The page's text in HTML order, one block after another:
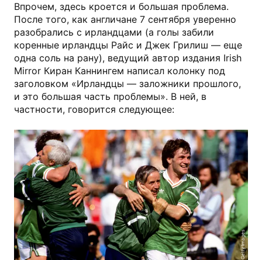
Впрочем, здесь кроется и большая проблема.
После того, как англичане 7 сентября уверенно
разобрались с ирландцами (а голы забили
коренные ирландцы Райс и Джек Грилиш — еще
одна соль на рану), ведущий автор издания Irish
Mirror Киран Каннингем написал колонку под
заголовком «Ирландцы — заложники прошлого,
и это большая часть проблемы». В ней, в
частности, говорится следующее:
Getty Images